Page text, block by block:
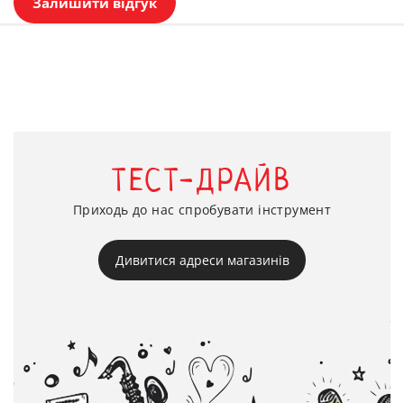
ТЕСТ-ДРАЙВ
Приходь до нас спробувати інструмент
Дивитися адреси магазинів